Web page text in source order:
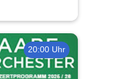
20:00 Uhr